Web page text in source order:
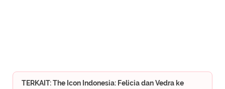
TERKAIT: The Icon Indonesia: Felicia dan Vedra ke